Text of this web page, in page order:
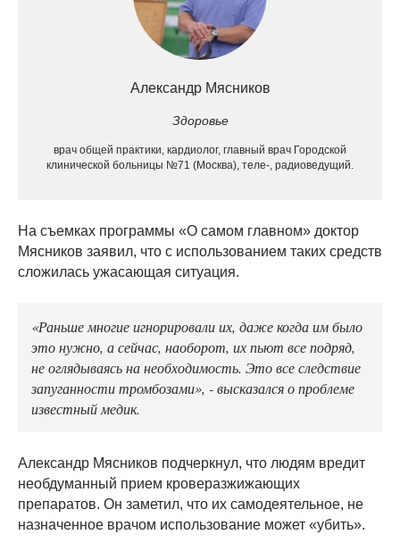
Александр Мясников
Здоровье
врач общей практики, кардиолог, главный врач Городской
клинической больницы №71 (Москва), теле-, радиоведущий.
На съемках программы «О самом главном» доктор
Мясников заявил, что с использованием таких средств
сложилась ужасающая ситуация.
«Раньше многие игнорировали их, даже когда им было
это нужно, а сейчас, наоборот, их пьют все подряд,
не оглядываясь на необходимость. Это все следствие
запуганности тромбозами», - высказался о проблеме
известный медик.
Александр Мясников подчеркнул, что людям вредит
необдуманный прием кроверазжижающих
препаратов. Он заметил, что их самодеятельное, не
назначенное врачом использование может «убить».